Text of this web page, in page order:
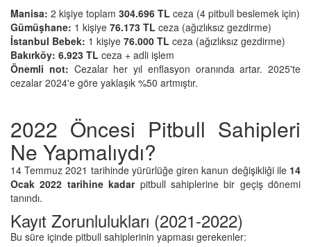
Manisa: 2 kişiye toplam 304.696 TL ceza (4 pitbull beslemek için)
Gümüşhane: 1 kişiye 76.173 TL ceza (ağızlıksız gezdirme)
İstanbul Bebek: 1 kişiye 76.000 TL ceza (ağızlıksız gezdirme)
Bakırköy: 6.923 TL ceza + adli işlem
Önemli not: Cezalar her yıl enflasyon oranında artar. 2025'te
cezalar 2024'e göre yaklaşık %50 artmıştır.
2022 Öncesi Pitbull Sahipleri
Ne Yapmalıydı?
14 Temmuz 2021 tarihinde yürürlüğe giren kanun değişikliği ile 14
Ocak 2022 tarihine kadarpitbull sahiplerine bir geçiş dönemi
tanındı.
Kayıt Zorunlulukları (2021-2022)
Bu süre içinde pitbull sahiplerinin yapması gerekenler: